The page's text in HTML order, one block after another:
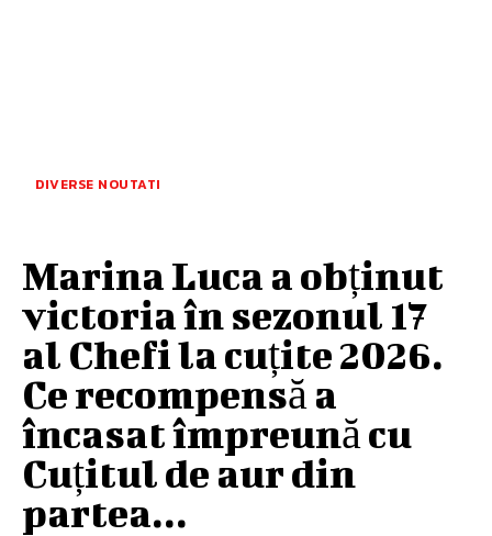
DIVERSE NOUTATI
Marina Luca a obținut
victoria în sezonul 17
al Chefi la cuțite 2026.
Ce recompensă a
încasat împreună cu
Cuțitul de aur din
partea...